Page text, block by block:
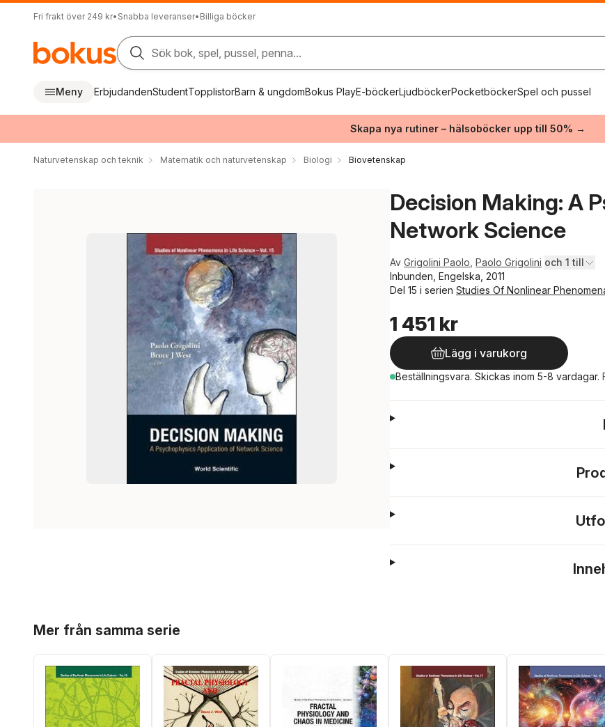
Fri frakt över 249 kr• Snabba leveranser• Billiga böcker
Sök bok, spel, pussel, penna...
Meny ErbjudandenStudentTopplistorBarn & ungdomBokus PlayE-böckerLjudböckerPocketböckerSpel och pussel
Skapa nya rutiner – hälsoböcker upp till 50% →
Naturvetenskap och teknik Matematik och naturvetenskap Biologi Biovetenskap
Decision Making: A
Network Science
Av Grigolini Paolo Paolo Grigolini och 1 till
Inbunden, Engelska, 2011
Del 15 i serien Studies Of Nonlinear
1 451 kr
Lägg i varukorg
Beställningsvara. Skickas inom 5-8 vardagar.
Mer från samma serie